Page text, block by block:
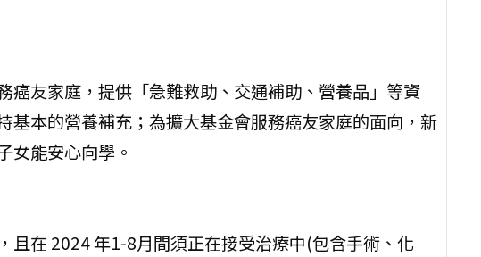
癌友家庭，提供「急難救助、交通補助、營養品」等資
基本的營養補充；為擴大基金會服務癌友家庭的面向，新
女能安心向學。
且在 2024 年1-8月間須正在接受治療中(包含手術、化